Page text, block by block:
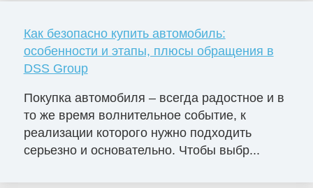
Как безопасно купить автомобиль:
особенности и этапы, плюсы обращения в
DSS Group
Покупка автомобиля – всегда радостное и в
то же время волнительное событие, к
реализации которого нужно подходить
серьезно и основательно. Чтобы выбр...